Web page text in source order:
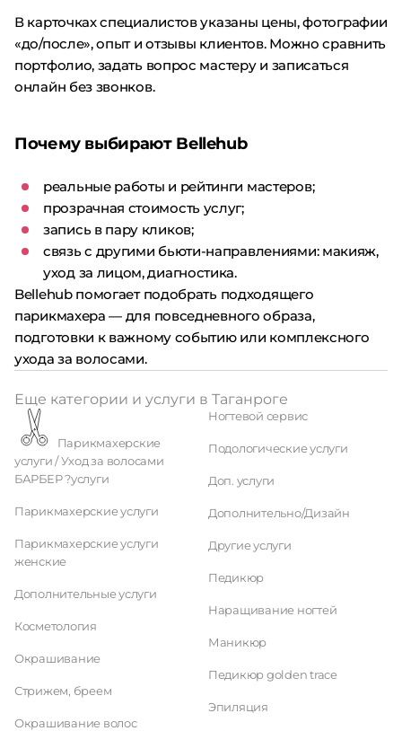
В карточках специалистов указаны цены, фотографии
«до/после», опыт и отзывы клиентов. Можно сравнить
портфолио, задать вопрос мастеру и записаться
онлайн без звонков.
Почему выбирают Bellehub
реальные работы и рейтинги мастеров;
прозрачная стоимость услуг;
запись в пару кликов;
связь с другими бьюти-направлениями: макияж,
уход за лицом, диагностика.
Bellehub помогает подобрать подходящего
парикмахера — для повседневного образа,
подготовки к важному событию или комплексного
ухода за волосами.
Еще категории и услуги в Таганроге
услуги / Уход за волосами
БАРБЕР ?услуги
Парикмахерские услуги
Парикмахерские услуги
женские
Дополнительные услуги
Косметология
Окрашивание
Стрижем, бреем
Окрашивание волос
Ногтевой сервис
Подологические услуги
Доп. услуги
Дополнительно/Дизайн
Другие услуги
Педикюр
Наращивание ногтей
Маникюр
Педикюр golden trace
Эпиляция